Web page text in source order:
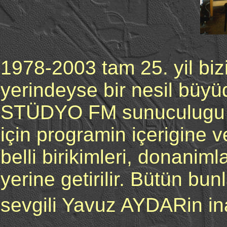
1978-2003 tam 25. yil
yerindeyse bir nesil
STÜDYO FM
için programin içerigine
belli birikimleri,
yerine getirilir. Bütün
sevgili Yavuz AYDARin